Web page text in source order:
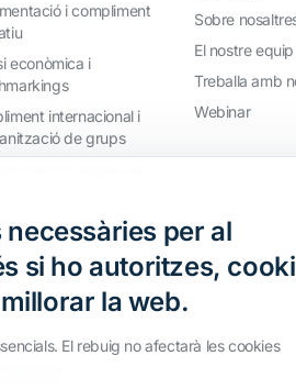
i compliment
econòmica i
internacional i
de grups
i operacions
Sobre
El nostre equip
Treballa amb
Webinar
per al
si ho autoritzes,
la web.
El rebuig no afectarà les cookies